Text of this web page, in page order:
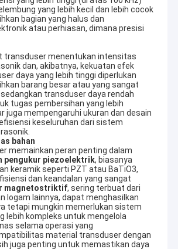
Ultrasonik
Ultrasonik
Ultrasonik
Industri
Otomotif
Perhiasan Ultrasonik
Gigi
Elektronik
Ultrasonik
yang lebih kecil dan lebih cocok
bagian yang halus dan
atau perhiasan, dimana presisi
transduser menentukan intensitas
dan, akibatnya, kekuatan efek
daya yang lebih tinggi diperlukan
barang besar atau yang sangat
transduser daya rendah
tugas pembersihan yang lebih
juga mempengaruhi ukuran dan desain
keseluruhan dari sistem
bahan
memainkan peran penting dalam
pengukur piezoelektrik, biasanya
keramik seperti PZT atau BaTiO3,
dan keandalan yang sangat
magnetostriktif, sering terbuat dari
logam lainnya, dapat menghasilkan
tetapi mungkin memerlukan sistem
lebih kompleks untuk mengelola
selama operasi yang
material transduser dengan
juga penting untuk memastikan daya
Industri
Otomotif
ultrasonik
Gigi
Elektronik
medis
laboratorium
Digital / Mekanis
teknis gratis, dukungan
purna jual, membantu Anda
panjang, menang-menang kerjasama
pembersih ultrasonik yang andal dan
dengan solusi pembersih profesional
mencapai hasil pembersihan terbaik
dari peralatan kami.Tim insinyur kami
seluruh proses dari pemilihan
praktis.